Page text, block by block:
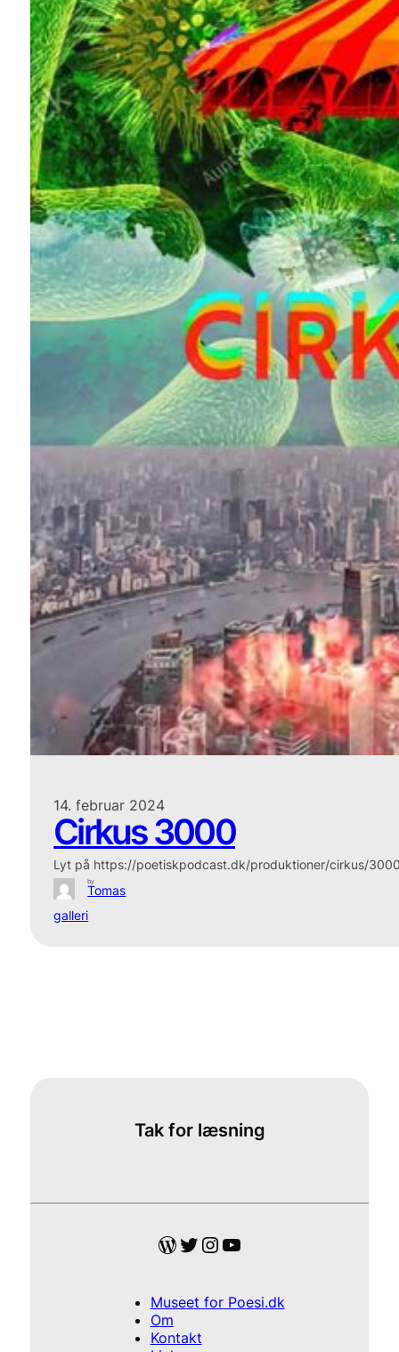
14. februar 2024
Cirkus 3000
Lyt på https://poetiskpodcast.dk/produktioner/cirkus/
by
Tomas
galleri
Tak for læsning
WordPress
Twitter
Instagram
YouTube
Museet for Poesi.dk
Om
Kontakt